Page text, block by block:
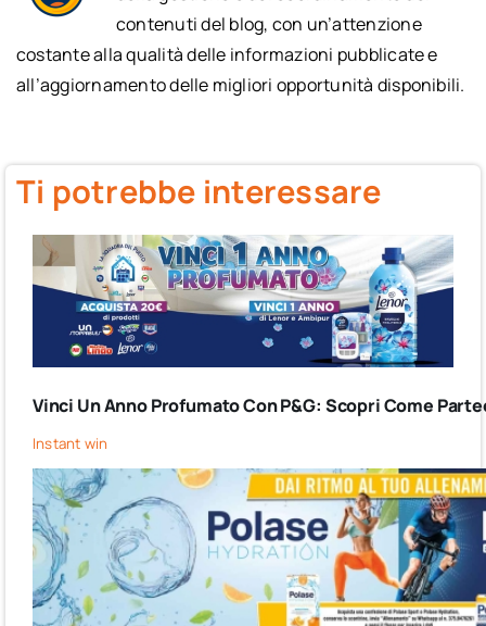
contenuti del blog, con un’attenzione
costante alla qualità delle informazioni pubblicate e
all’aggiornamento delle migliori opportunità disponibili.
Ti potrebbe interessare
Vinci Un Anno Profumato Con P&G: Scopri Come
Instant win